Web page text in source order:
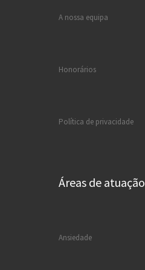
A nossa equipa
Honorários
Política de privacidade
Áreas de atuação
Ansiedade